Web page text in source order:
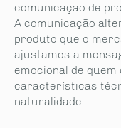
comunicação de
A comunicação
produto que o
ajustamos a
emocional de
características
naturalidade.